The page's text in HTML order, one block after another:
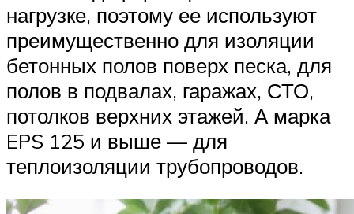
нагрузке, поэтому ее используют
преимущественно для изоляции
бетонных полов поверх песка, для
полов в подвалах, гаражах, СТО,
потолков верхних этажей. А марка
EPS 125 и выше — для
теплоизоляции трубопроводов.